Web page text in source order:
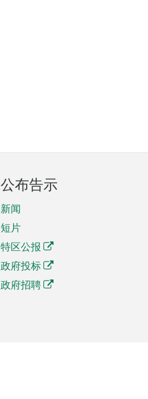
公布告示
新闻
短片
特区公报
政府投标
政府招聘